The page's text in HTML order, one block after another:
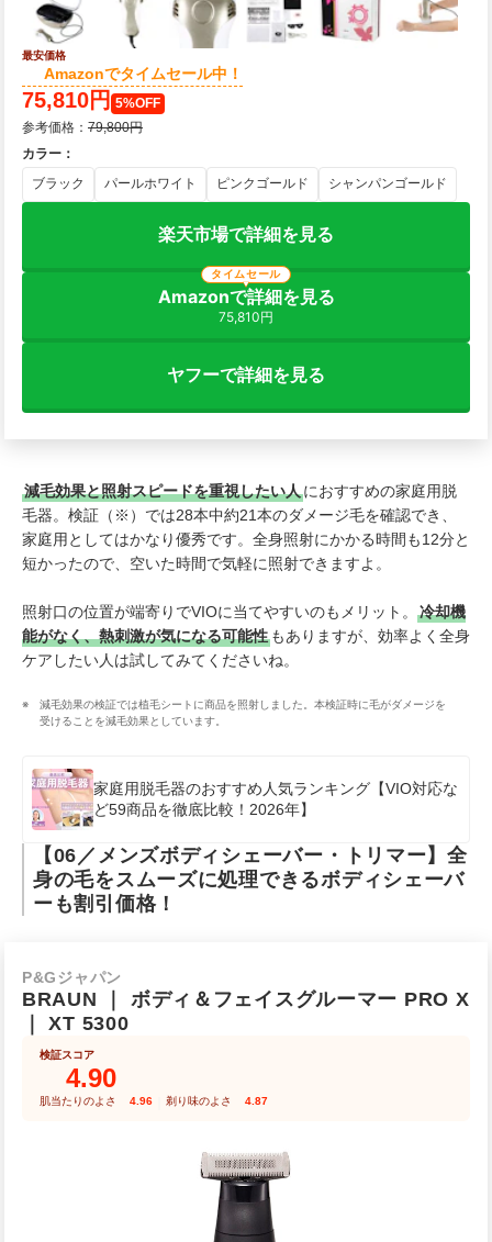
最安価格
Amazonでタイムセール中！
75,810円 5%OFF
参考価格： 79,800円
カラー ：
ブラック
パールホワイト ピンクゴールド シャンパンゴールド
楽天市場で詳細を見る
Amazonで詳細を見る
75,810円
タイムセール
ヤフーで詳細を見る
減毛効果と照射スピードを重視したい人におすすめの家庭用脱
毛器。検証（※）では28本中約21本のダメージ毛を確認でき、
家庭用としてはかなり優秀です。全身照射にかかる時間も12分と
短かったので、空いた時間で気軽に照射できますよ。
照射口の位置が端寄りでVIOに当てやすいのもメリット。
冷却機
能がなく、熱刺激が気になる可能性 もありますが、効率よく全身
ケアしたい人は試してみてくださいね。
減毛効果の検証では植⽑シートに商品を照射しました。本検証時に毛がダメージを
受けることを減毛効果としています。
家庭用脱毛器のおすすめ人気ランキング【VIO対応な
ど59商品を徹底比較！2026年】
【06／メンズボディシェーバー・トリマー】全
身の毛をスムーズに処理できるボディシェーバ
ーも割引価格！
P&Gジャパン
BRAUN
ボディ＆フェイスグルーマー PRO X
｜XT 5300
検証スコア
4.90
肌当たりのよさ 4.96 剃り味のよさ 4.87